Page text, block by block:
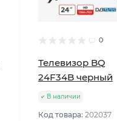
0
Телевизор BQ
24F34B черный
В наличии
Код товара: 202037